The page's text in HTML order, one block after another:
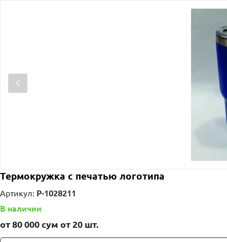
Термокружка с печатью логотипа
Артикул: P-1028211
В наличии
от 80 000 сум от 20 шт.